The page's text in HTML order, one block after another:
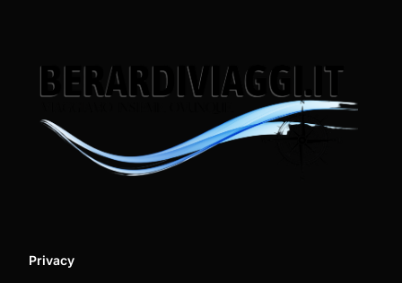
Privacy